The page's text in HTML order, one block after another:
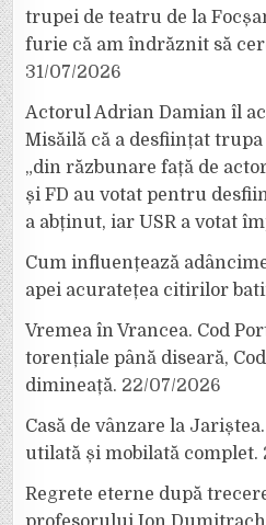
trupei de teatru de la
furie că am îndrăznit să
31/07/2026
Actorul Adrian Damian îl
Misăilă că a desființat
„din răzbunare față de
și FD au votat pentru
a abținut, iar USR a votat
Cum influențează
apei acuratețea citirilor
Vremea în Vrancea. Cod
torențiale până diseară,
dimineață. 22/07/2026
Casă de vânzare la
utilată și mobilată complet.
Regrete eterne după